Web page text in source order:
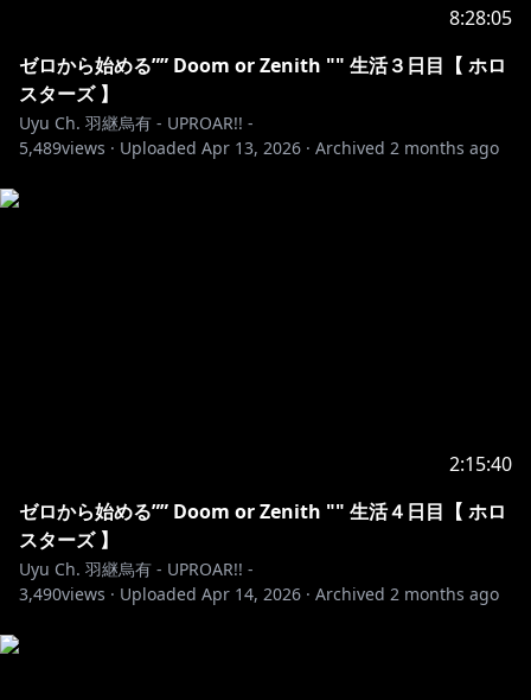
💙 TikTok：
https://www.tiktok.com/@amanekanata_hololive
💙 歌動画再生リスト：https://youtube.com/playlist?
list=PLNvxSJodVoAu5ABQjfuPGnzqkRMLtN0y2
https://www.youtube.com/channel/UCZlDXzGoo7d4
4bwdNObFacg/join
--------------------------------------------------------------------------------
8:28:05
ゼロから始める”” Doom or Zenith "" 生活３日目【 ホロ
スターズ 】
Uyu Ch. 羽継烏有 - UPROAR!! -
5,489views · Uploaded Apr 13, 2026 · Archived 2 months ago
2:15:40
ゼロから始める”” Doom or Zenith "" 生活４日目【 ホロ
スターズ 】
Uyu Ch. 羽継烏有 - UPROAR!! -
3,490views · Uploaded Apr 14, 2026 · Archived 2 months ago